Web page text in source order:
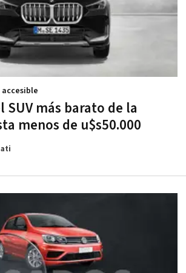
SUV más barato de la
menos de u$s50.000